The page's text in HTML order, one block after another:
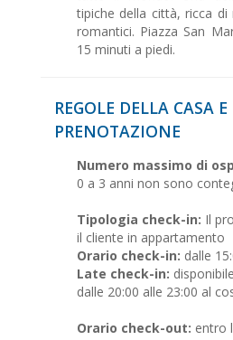
tipiche della città, ricca
romantici. Piazza San
15 minuti a piedi.
REGOLE DELLA CASA
PRENOTAZIONE
Numero massimo di
0 a 3 anni non sono
Tipologia check-in: Il
il cliente in appartamento
Orario check-in: dalle
Late check-in: disponibile
dalle 20:00 alle 23:00 al
Orario check-out: entro